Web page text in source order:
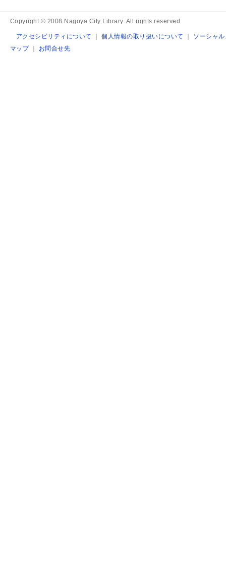
Copyright © 2008 Nagoya City Library. All rights reserved.
アクセシビリティについて ｜個人情報の取り扱いについて ｜ ソーシャ
マップ｜ お問合せ先